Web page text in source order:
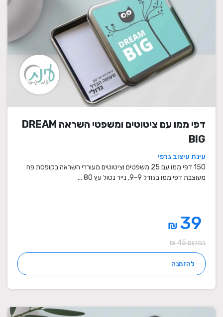
דפי ממו עם ציטוטים ומשפטי השראה DREAM
BIG
עינת עיצוב גרפי
150 דפי ממו עם 25 משפטים וציטוטים מעוררי השראה בקופסת פח
מעוצבת דפי ממו בגודל 9-9, נייר נטול עץ 80 ...
₪
במקום 45 ₪
להזמנה